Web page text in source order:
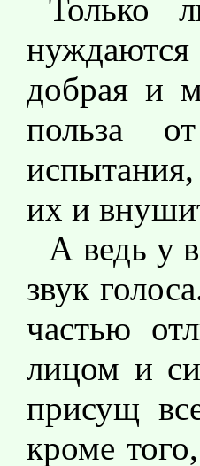
Только
добрая и
польза
их и
А ведь у
звук
частью
лицом и
присущ
кроме